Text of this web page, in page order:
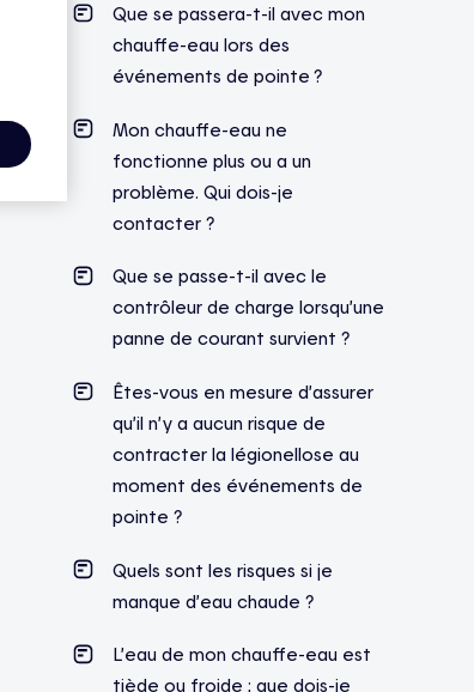
Que se passera-t-il avec mon
chauffe-eau lors des
événements de pointe ?
Mon chauffe-eau ne
fonctionne plus ou a un
problème. Qui dois-je
contacter ?
Que se passe-t-il avec le
contrôleur de charge lorsqu’une
panne de courant survient ?
Êtes-vous en mesure d’assurer
qu’il n’y a aucun risque de
contracter la légionellose au
moment des événements de
pointe ?
Quels sont les risques si je
manque d’eau chaude ?
L’eau de mon chauffe-eau est
tiède ou froide ; que dois-je